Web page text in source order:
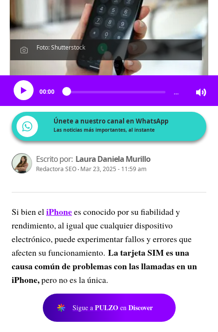
Foto: Shutterstock
Escucha el artículo
00:00 …
Únete a nuestro canal en WhatsApp
Las noticias más importantes, al instante
Escrito por: Laura Daniela Murillo
Redactora SEO Mar 23, 2025 - 11:59 am
Si bien eliPhonees conocido por su fiabilidad y
rendimiento, al igual que cualquier dispositivo
electrónico, puede experimentar fallos y errores que
afecten su funcionamiento. La tarjeta SIM es una
causa común de problemas con las llamadas en un
iPhone,pero no es la única.
Sigue a PULZO en Discover